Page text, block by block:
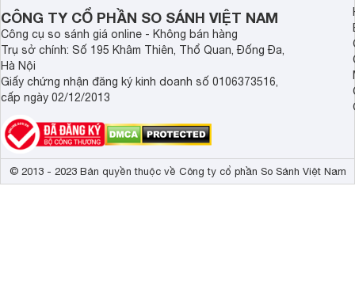
bát cao cấp.
CÔNG TY CỔ PHẦN SO SÁNH VIỆT NAM
Công cụ so sánh giá online - Không bán hàng
Trụ sở chính: Số 195 Khâm Thiên, Thổ Quan, Đống Đa,
Hà Nội
Giấy chứng nhận đăng ký kinh doanh số 0106373516,
cấp ngày 02/12/2013
© 2013 - 2023 Bản quyền thuộc về Công ty cổ phần So Sánh Việt Nam